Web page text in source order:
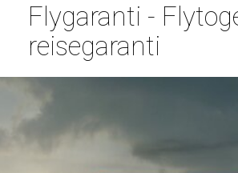
Flygaranti -
reisegaranti